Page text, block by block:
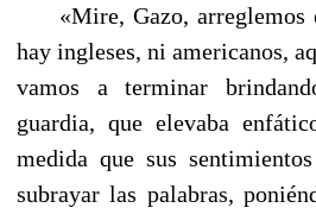
«Mire, Gazo, arreglemos
hay ingleses, ni americanos,
vamos a terminar
guardia, que elevaba
medida que sus
subrayar las palabras,